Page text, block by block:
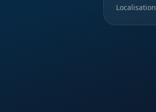
Localisation